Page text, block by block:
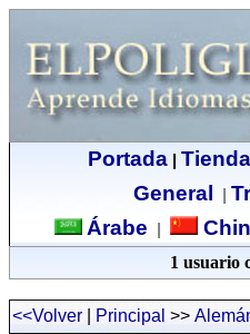
Portada| Tienda
General
Árabe
1 usuario
<<Volver Principal >>